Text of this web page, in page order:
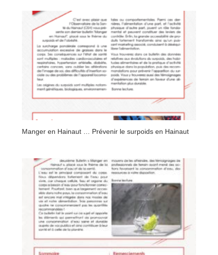
Manger en Hainaut … Prévenir le surpoids en Hainaut